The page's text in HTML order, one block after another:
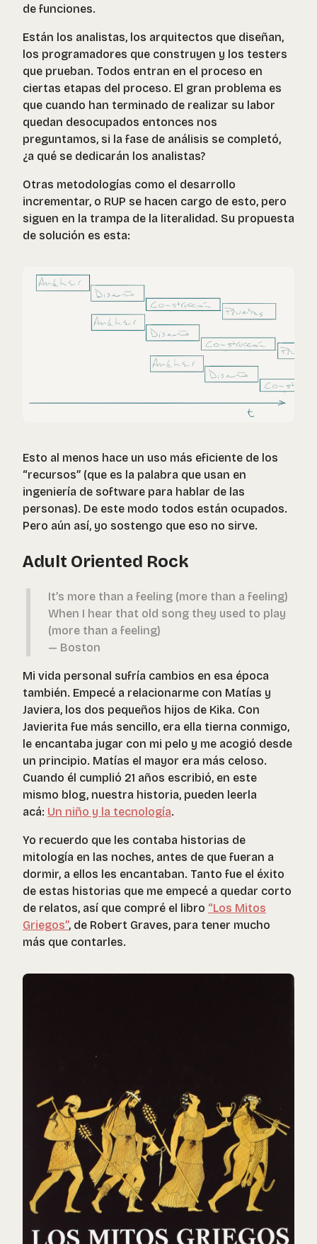
de funciones.
Están los analistas, los arquitectos que diseñan,
los programadores que construyen y los testers
que prueban. Todos entran en el proceso en
ciertas etapas del proceso. El gran problema es
que cuando han terminado de realizar su labor
quedan desocupados entonces nos
preguntamos, si la fase de análisis se completó,
¿a qué se dedicarán los analistas?
Otras metodologías como el desarrollo
incrementar, o RUP se hacen cargo de esto, pero
siguen en la trampa de la literalidad. Su propuesta
de solución es esta:
Esto al menos hace un uso más eficiente de los
“recursos” (que es la palabra que usan en
ingeniería de software para hablar de las
personas). De este modo todos están ocupados.
Pero aún así, yo sostengo que eso no sirve.
Adult Oriented Rock
It’s more than a feeling (more than a feeling)
When I hear that old song they used to play
(more than a feeling)
— Boston
Mi vida personal sufría cambios en esa época
también. Empecé a relacionarme con Matías y
Javiera, los dos pequeños hijos de Kika. Con
Javierita fue más sencillo, era ella tierna conmigo,
le encantaba jugar con mi pelo y me acogió desde
un principio. Matías el mayor era más celoso.
Cuando él cumplió 21 años escribió, en este
mismo blog, nuestra historia, pueden leerla
acá: Un niño y la tecnología.
Yo recuerdo que les contaba historias de
mitología en las noches, antes de que fueran a
dormir, a ellos les encantaban. Tanto fue el éxito
de estas historias que me empecé a quedar corto
de relatos, así que compré el libro “Los Mitos
Griegos”, de Robert Graves, para tener mucho
más que contarles.